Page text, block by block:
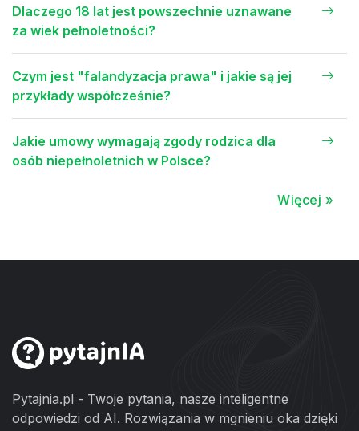
Dlaczego 18 lat jest powszechnie uznawane
za wiek pełnoletności?
Czym jest "falandyzacja prawa" i jakie są jej
przykłady współcześnie?
Jakie umowy wymagają zgody rodzica dla
osób niepełnoletnich w Polsce?
Więcej »
Pytajnia.pl - Twoje pytania, nasze inteligentne
odpowiedzi od AI. Rozwiązania w mgnieniu oka dzięki